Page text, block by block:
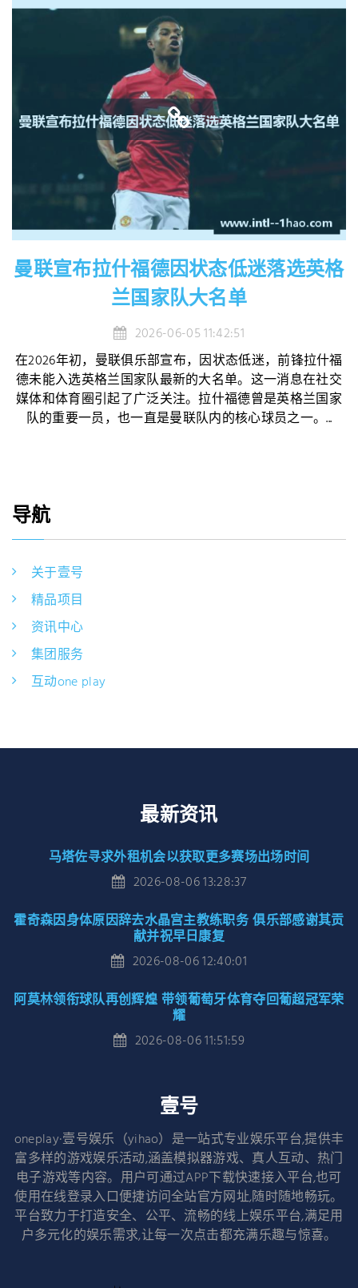
曼联宣布拉什福德因状态低迷落选英格
兰国家队大名单
2026-06-05 11:42:51
在2026年初，曼联俱乐部宣布，因状态低迷，前锋拉什福
德未能入选英格兰国家队最新的大名单。这一消息在社交
媒体和体育圈引起了广泛关注。拉什福德曾是英格兰国家
队的重要一员，也一直是曼联队内的核心球员之一。...
导航
关于壹号
精品项目
资讯中心
集团服务
互动one play
最新资讯
马塔佐寻求外租机会以获取更多赛场出场时间
2026-08-06 13:28:37
霍奇森因身体原因辞去水晶宫主教练职务 俱乐部感谢其贡
献并祝早日康复
2026-08-06 12:40:01
阿莫林领衔球队再创辉煌 带领葡萄牙体育夺回葡超冠军荣
耀
2026-08-06 11:51:59
壹号
oneplay·壹号娱乐（yihao）是一站式专业娱乐平台,提供丰
富多样的游戏娱乐活动,涵盖模拟器游戏、真人互动、热门
电子游戏等内容。用户可通过APP下载快速接入平台,也可
使用在线登录入口便捷访问全站官方网址,随时随地畅玩。
平台致力于打造安全、公平、流畅的线上娱乐平台,满足用
户多元化的娱乐需求,让每一次点击都充满乐趣与惊喜。